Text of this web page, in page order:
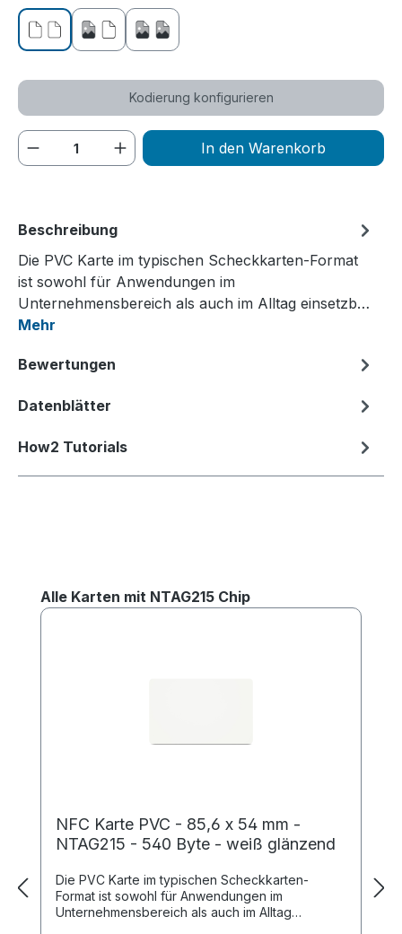
ohne Druckeinseitig bedrucktbeidseitig bedruckt
Kodierung konfigurieren
Produkt Anzahl: Gib den gewünschten
In den Warenkorb
Beschreibung
Die PVC Karte im typischen Scheckkarten-Format
ist sowohl für Anwendungen im
Unternehmensbereich als auch im Alltag einsetzb…
Mehr
Bewertungen
Datenblätter
How2 Tutorials
Produktgalerie überspringen
Alle Karten mit NTAG215 Chip
NFC Karte PVC - 85,6 x 54 mm -
NTAG215 - 540 Byte - weiß glänzend
Die PVC Karte im typischen Scheckkarten-
Format ist sowohl für Anwendungen im
Unternehmensbereich als auch im Alltag